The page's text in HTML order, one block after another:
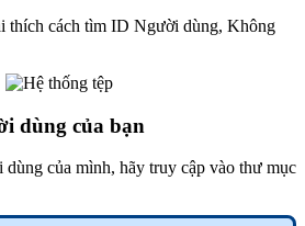
thích cách tìm ID Người dùng, Không
dùng của bạn
của mình, hãy truy cập vào thư mục